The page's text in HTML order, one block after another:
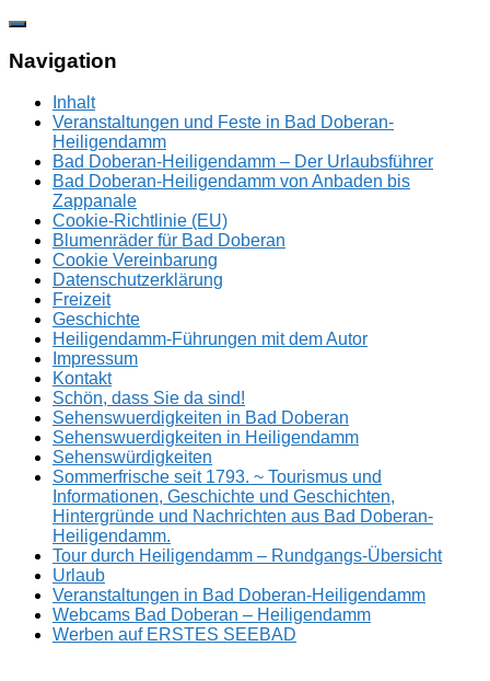
Zum
springen
Navigation
Inhalt
Veranstaltungen und Feste in Bad Doberan-
Heiligendamm
Bad Doberan-Heiligendamm – Der Urlaubsführer
Bad Doberan-Heiligendamm von Anbaden bis
Zappanale
Cookie-Richtlinie (EU)
Blumenräder für Bad Doberan
Cookie Vereinbarung
Datenschutzerklärung
Freizeit
Geschichte
Heiligendamm-Führungen mit dem Autor
Impressum
Kontakt
Schön, dass Sie da sind!
Sehenswuerdigkeiten in Bad Doberan
Sehenswuerdigkeiten in Heiligendamm
Sehenswürdigkeiten
Sommerfrische seit 1793. ~ Tourismus und
Informationen, Geschichte und Geschichten,
Hintergründe und Nachrichten aus Bad Doberan-
Heiligendamm.
Tour durch Heiligendamm – Rundgangs-Übersicht
Urlaub
Veranstaltungen in Bad Doberan-Heiligendamm
Webcams Bad Doberan – Heiligendamm
Werben auf ERSTES SEEBAD